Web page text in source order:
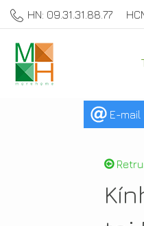
HN: 09.31.31.88.77
SẢN
E-mail